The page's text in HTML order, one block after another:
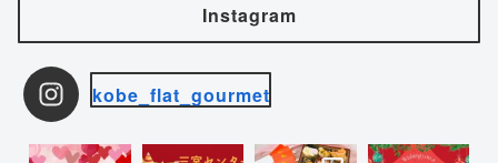
Instagram
kobe_flat_gourmet